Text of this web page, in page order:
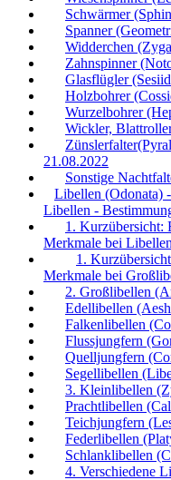
Schwärmer
Spanner
Widderchen
Zahnspinner
Glasflügler
Holzbohrer
Wurzelbohrer
Wickler,
21.08.2022
Sonstige
Libellen (Odonata)
Libellen -
1. Kurzübersicht:
Merkmale bei Libellen
1.
Merkmale bei
2. Großlibellen
Edellibellen
Falkenlibellen
Flussjungfern
Quelljungfern
Segellibellen
3. Kleinlibellen
Prachtlibellen
Teichjungfern
Federlibellen
Schlanklibellen
4. Verschiedene